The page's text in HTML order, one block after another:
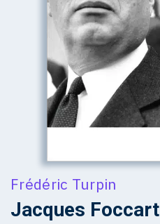
Frédéric Turpin
Jacques Foccart